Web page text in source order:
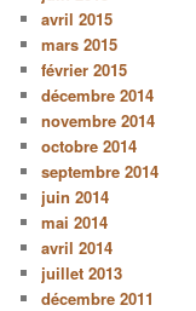
avril 2015
mars 2015
février 2015
décembre 2014
novembre 2014
octobre 2014
septembre 2014
juin 2014
mai 2014
avril 2014
juillet 2013
décembre 2011